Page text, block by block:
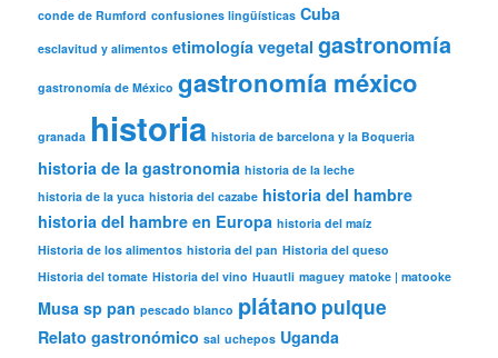
conde de Rumford confusiones lingüísticas Cuba
esclavitud y alimentos etimología vegetal gastronomía
gastronomía de México gastronomía méxico
granada historia historia de barcelona y la Boqueria
historia de la gastronomia historia de la leche
historia de la yuca historia del cazabe historia del hambre
historia del hambre en Europa historia del maíz
Historia de los alimentos historia del pan Historia del queso
Historia del tomate Historia del vino Huautli maguey matoke | matooke
Musa sp pan pescado blanco plátano pulque
Relato gastronómico sal uchepos Uganda